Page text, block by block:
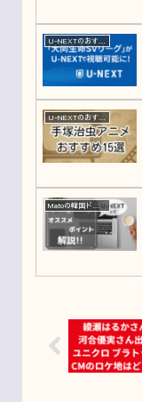
U-NEXTのおすすめコンテンツ
Matoの韓国ドラマレビュー